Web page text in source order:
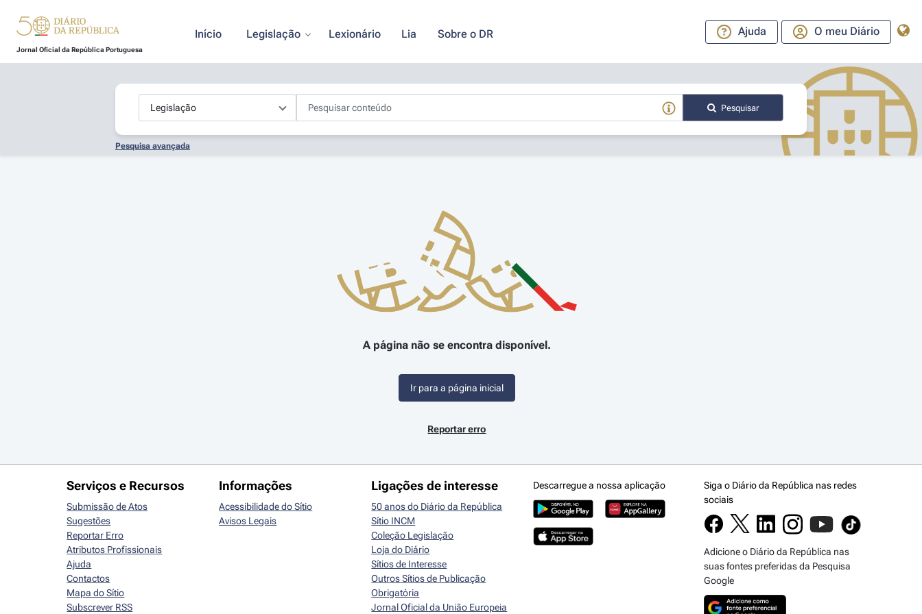
Jornal Oficial da República Portuguesa
Início Legislação Lexionário Lia Sobre o DR Ajuda O meu Diário
Pesquisar
Pesquisa avançada
A página não se encontra disponível.
Ir para a página inicial
Reportar erro
Serviços e Recursos
Submissão de Atos
Sugestões
Reportar Erro
Atributos Profissionais
Ajuda
Contactos
Mapa do Sítio
Subscrever RSS
Informações
Acessibilidade do Sítio
Avisos Legais
Ligações de interesse
50 anos do Diário da República
Sítio INCM
Coleção Legislação
Loja do Diário
Sítios de Interesse
Outros Sítios de Publicação
Obrigatória
Jornal Oficial da União Europeia
Descarregue a nossa aplicação
Siga o Diário da República nas redes
sociais
Adicione o Diário da República nas
suas fontes preferidas da Pesquisa
Google